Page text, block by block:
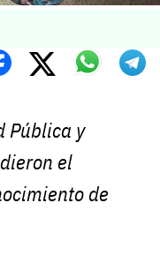
Pública y
el
de